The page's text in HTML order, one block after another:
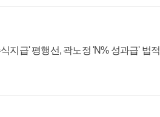
지급' 평행선, 곽노정 'N% 성과급' 법적